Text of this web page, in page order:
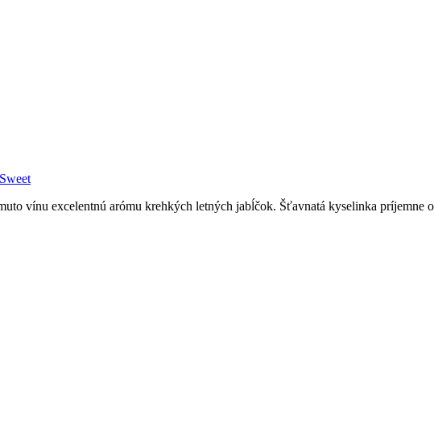
firmou na slovenskom Tokaji.
Ako prví sme priniesli na slovenský trh sólo spracované vína z tokajských
fermentácie.
vínu excelentnú arómu krehkých letných jabĺčok. Šťavnatá kyselinka príjemne